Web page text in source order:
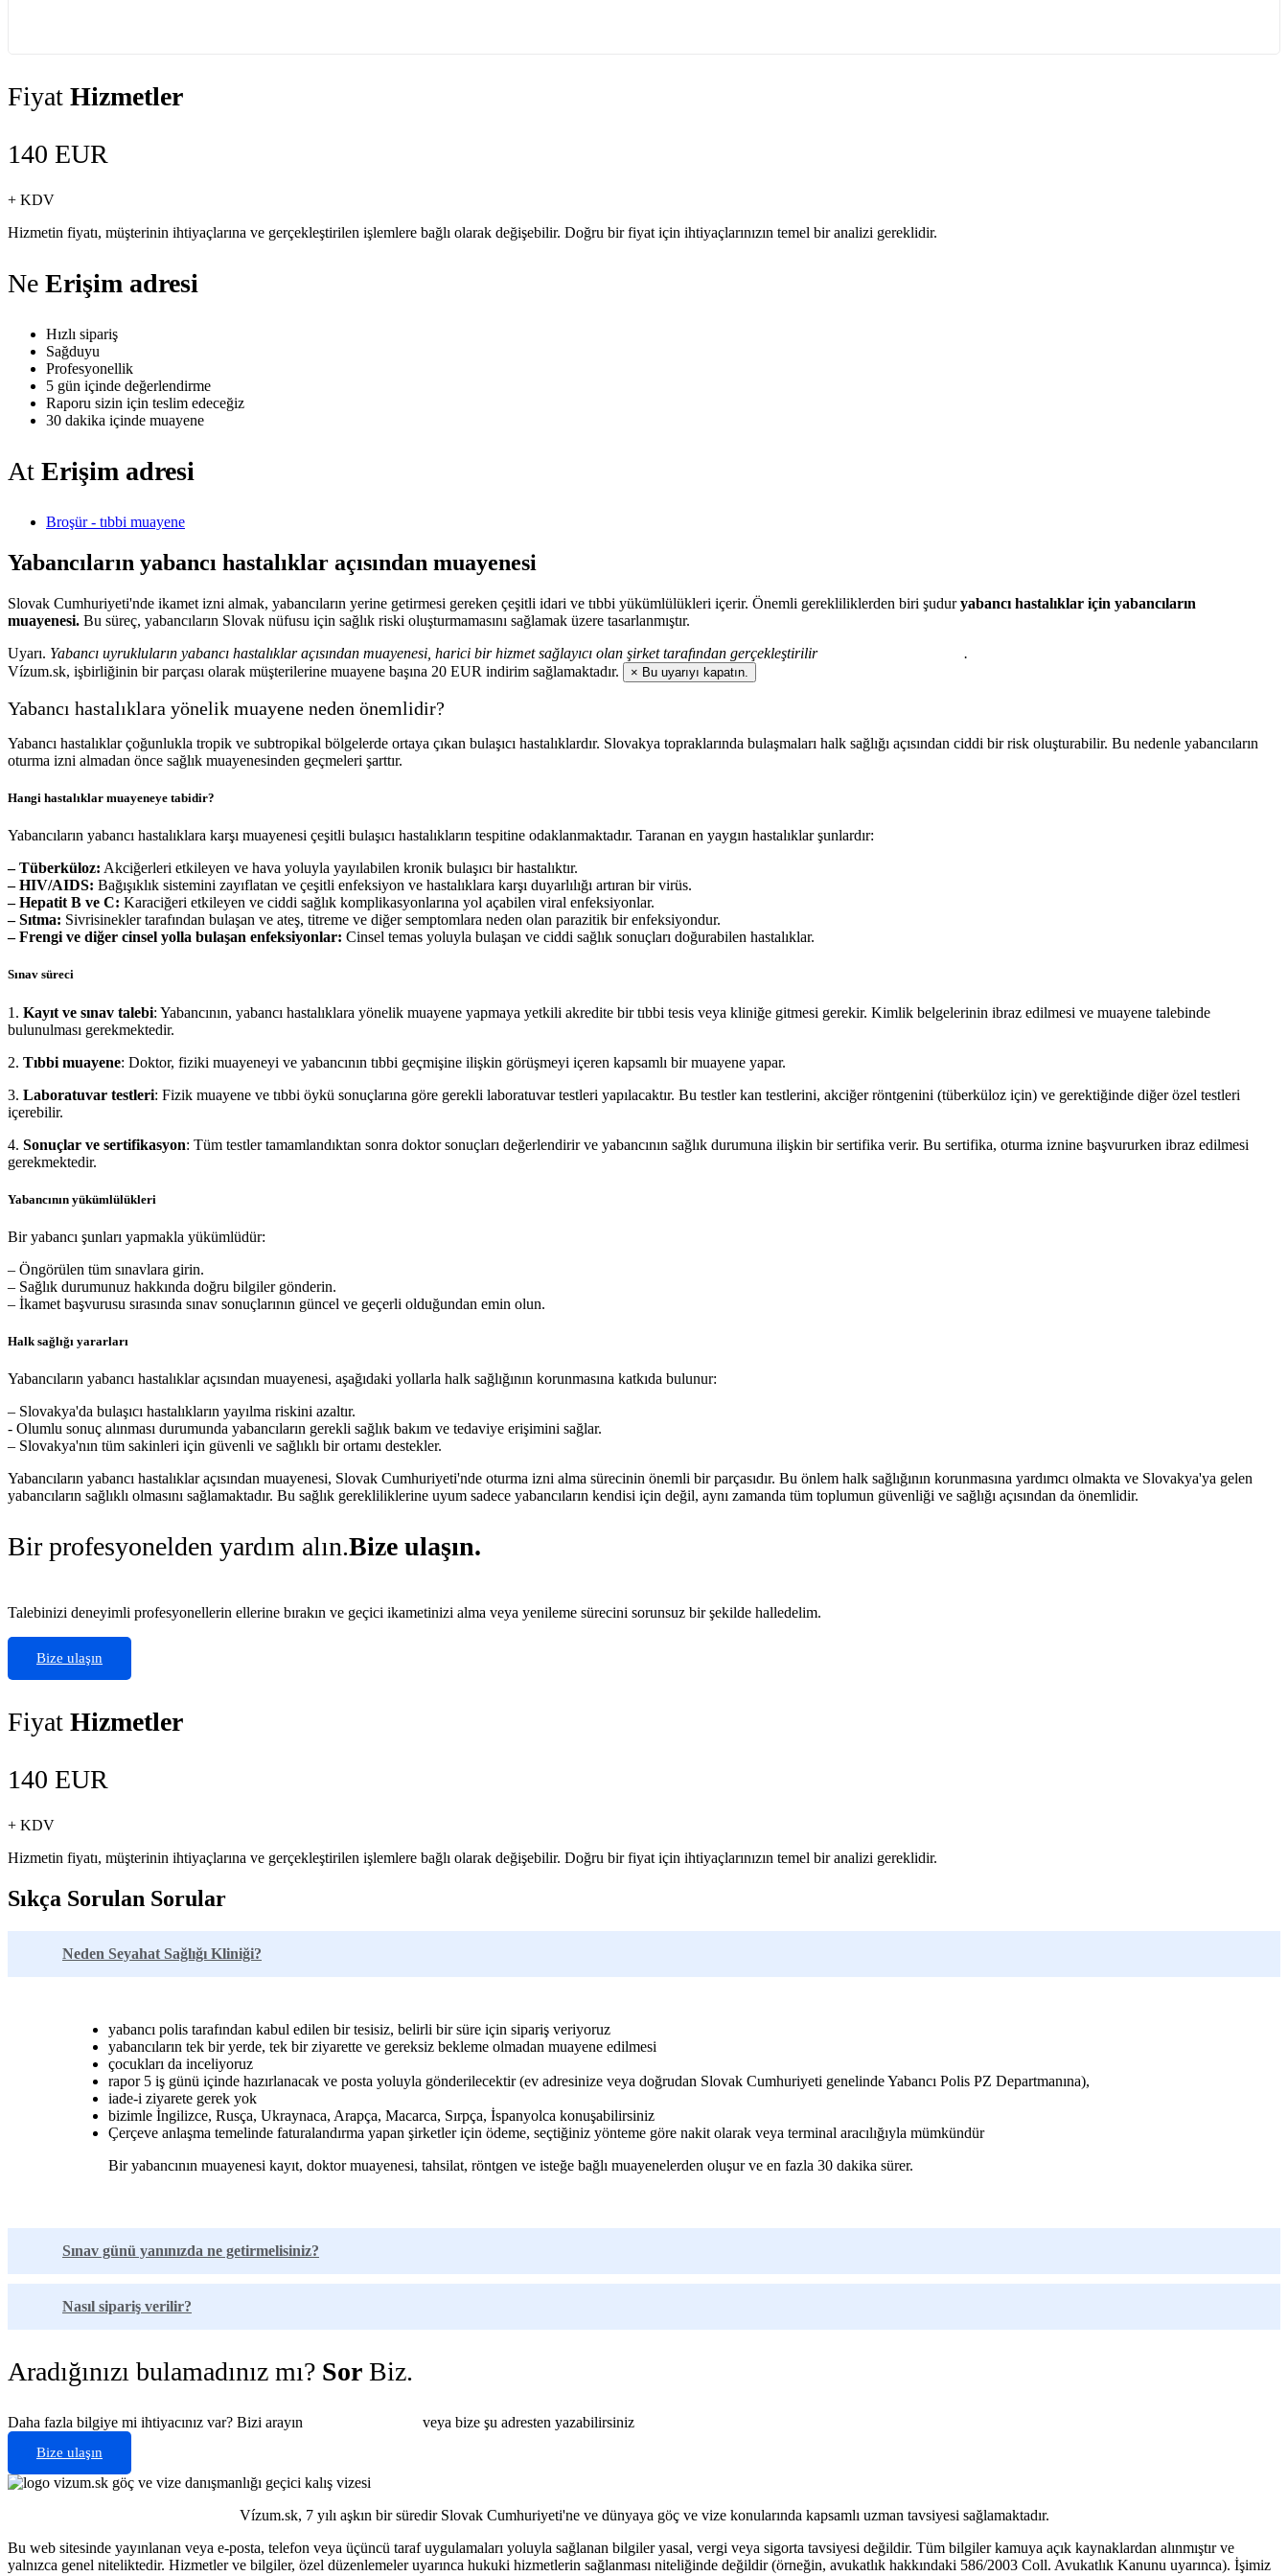
Fiyat Hizmetler
140 EUR
+ KDV
Hizmetin fiyatı, müşterinin ihtiyaçlarına ve gerçekleştirilen işlemlere bağlı olarak değişebilir. Doğru bir fiyat için ihtiyaçlarınızın temel bir analizi gereklidir.
Ne Erişim adresi
Hızlı sipariş
Sağduyu
Profesyonellik
5 gün içinde değerlendirme
Raporu sizin için teslim edeceğiz
30 dakika içinde muayene
At Erişim adresi
Broşür - tıbbi muayene
Yabancıların yabancı hastalıklar açısından muayenesi
Slovak Cumhuriyeti'nde ikamet izni almak, yabancıların yerine getirmesi gereken çeşitli idari ve tıbbi yükümlülükleri içerir. Önemli gerekliliklerden biri şuduryabancı hastalıklar için yabancıların
muayenesi. Bu süreç, yabancıların Slovak nüfusu için sağlık riski oluşturmamasını sağlamak üzere tasarlanmıştır.
Uyarı. Yabancı uyrukluların yabancı hastalıklar açısından muayenesi, harici bir hizmet sağlayıcı olan şirket tarafından gerçekleştirilir
.
Vízum.sk, işbirliğinin bir parçası olarak müşterilerine muayene başına 20 EUR indirim sağlamaktadır.
× Bu uyarıyı kapatın.
Yabancı hastalıklara yönelik muayene neden önemlidir?
Yabancı hastalıklar çoğunlukla tropik ve subtropikal bölgelerde ortaya çıkan bulaşıcı hastalıklardır. Slovakya topraklarında bulaşmaları halk sağlığı açısından ciddi bir risk oluşturabilir. Bu nedenle yabancıların
oturma izni almadan önce sağlık muayenesinden geçmeleri şarttır.
Hangi hastalıklar muayeneye tabidir?
Yabancıların yabancı hastalıklara karşı muayenesi çeşitli bulaşıcı hastalıkların tespitine odaklanmaktadır. Taranan en yaygın hastalıklar şunlardır:
– Tüberküloz: Akciğerleri etkileyen ve hava yoluyla yayılabilen kronik bulaşıcı bir hastalıktır.
– HIV/AIDS: Bağışıklık sistemini zayıflatan ve çeşitli enfeksiyon ve hastalıklara karşı duyarlılığı artıran bir virüs.
– Hepatit B ve C: Karaciğeri etkileyen ve ciddi sağlık komplikasyonlarına yol açabilen viral enfeksiyonlar.
– Sıtma: Sivrisinekler tarafından bulaşan ve ateş, titreme ve diğer semptomlara neden olan parazitik bir enfeksiyondur.
– Frengi ve diğer cinsel yolla bulaşan enfeksiyonlar: Cinsel temas yoluyla bulaşan ve ciddi sağlık sonuçları doğurabilen hastalıklar.
Sınav süreci
1. Kayıt ve sınav talebi: Yabancının, yabancı hastalıklara yönelik muayene yapmaya yetkili akredite bir tıbbi tesis veya kliniğe gitmesi gerekir. Kimlik belgelerinin ibraz edilmesi ve muayene talebinde
bulunulması gerekmektedir.
2. Tıbbi muayene: Doktor, fiziki muayeneyi ve yabancının tıbbi geçmişine ilişkin görüşmeyi içeren kapsamlı bir muayene yapar.
3. Laboratuvar testleri: Fizik muayene ve tıbbi öykü sonuçlarına göre gerekli laboratuvar testleri yapılacaktır. Bu testler kan testlerini, akciğer röntgenini (tüberküloz için) ve gerektiğinde diğer özel testleri
içerebilir.
4. Sonuçlar ve sertifikasyon: Tüm testler tamamlandıktan sonra doktor sonuçları değerlendirir ve yabancının sağlık durumuna ilişkin bir sertifika verir. Bu sertifika, oturma iznine başvururken ibraz edilmesi
gerekmektedir.
Yabancının yükümlülükleri
Bir yabancı şunları yapmakla yükümlüdür:
– Öngörülen tüm sınavlara girin.
– Sağlık durumunuz hakkında doğru bilgiler gönderin.
– İkamet başvurusu sırasında sınav sonuçlarının güncel ve geçerli olduğundan emin olun.
Halk sağlığı yararları
Yabancıların yabancı hastalıklar açısından muayenesi, aşağıdaki yollarla halk sağlığının korunmasına katkıda bulunur:
– Slovakya'da bulaşıcı hastalıkların yayılma riskini azaltır.
- Olumlu sonuç alınması durumunda yabancıların gerekli sağlık bakım ve tedaviye erişimini sağlar.
– Slovakya'nın tüm sakinleri için güvenli ve sağlıklı bir ortamı destekler.
Yabancıların yabancı hastalıklar açısından muayenesi, Slovak Cumhuriyeti'nde oturma izni alma sürecinin önemli bir parçasıdır. Bu önlem halk sağlığının korunmasına yardımcı olmakta ve Slovakya'ya gelen
yabancıların sağlıklı olmasını sağlamaktadır. Bu sağlık gerekliliklerine uyum sadece yabancıların kendisi için değil, aynı zamanda tüm toplumun güvenliği ve sağlığı açısından da önemlidir.
Bir profesyonelden yardım alın.Bize ulaşın.
Talebinizi deneyimli profesyonellerin ellerine bırakın ve geçici ikametinizi alma veya yenileme sürecini sorunsuz bir şekilde halledelim.
Bize ulaşın
Fiyat Hizmetler
140 EUR
+ KDV
Hizmetin fiyatı, müşterinin ihtiyaçlarına ve gerçekleştirilen işlemlere bağlı olarak değişebilir. Doğru bir fiyat için ihtiyaçlarınızın temel bir analizi gereklidir.
Sıkça Sorulan Sorular
Neden Seyahat Sağlığı Kliniği?
yabancı polis tarafından kabul edilen bir tesisiz, belirli bir süre için sipariş veriyoruz
yabancıların tek bir yerde, tek bir ziyarette ve gereksiz bekleme olmadan muayene edilmesi
çocukları da inceliyoruz
rapor 5 iş günü içinde hazırlanacak ve posta yoluyla gönderilecektir (ev adresinize veya doğrudan Slovak Cumhuriyeti genelinde Yabancı Polis PZ Departmanına),
iade-i ziyarete gerek yok
bizimle İngilizce, Rusça, Ukraynaca, Arapça, Macarca, Sırpça, İspanyolca konuşabilirsiniz
Çerçeve anlaşma temelinde faturalandırma yapan şirketler için ödeme, seçtiğiniz yönteme göre nakit olarak veya terminal aracılığıyla mümkündür
Bir yabancının muayenesi kayıt, doktor muayenesi, tahsilat, röntgen ve isteğe bağlı muayenelerden oluşur ve en fazla 30 dakika sürer.
Sınav günü yanınızda ne getirmelisiniz?
Nasıl sipariş verilir?
Aradığınızı bulamadınız mı? Sor Biz.
Daha fazla bilgiye mi ihtiyacınız var? Bizi arayın veya bize şu adresten yazabilirsiniz
Bize ulaşın
Vízum.sk, 7 yılı aşkın bir süredir Slovak Cumhuriyeti'ne ve dünyaya göç ve vize konularında kapsamlı uzman tavsiyesi sağlamaktadır.
Bu web sitesinde yayınlanan veya e-posta, telefon veya üçüncü taraf uygulamaları yoluyla sağlanan bilgiler yasal, vergi veya sigorta tavsiyesi değildir. Tüm bilgiler kamuya açık kaynaklardan alınmıştır ve
yalnızca genel niteliktedir. Hizmetler ve bilgiler, özel düzenlemeler uyarınca hukuki hizmetlerin sağlanması niteliğinde değildir (örneğin, avukatlık hakkındaki 586/2003 Coll. Avukatlık Kanunu uyarınca). İşimiz